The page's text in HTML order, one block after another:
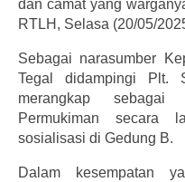
dan camat yang
RTLH, Selasa (20/05/
Sebagai narasumber
Tegal didampingi Plt.
merangkap
Permukiman secara
sosialisasi di Gedung B.
Dalam kesempatan